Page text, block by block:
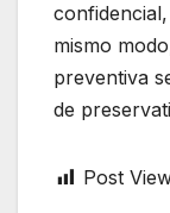
mismo
preventiva
de
Post